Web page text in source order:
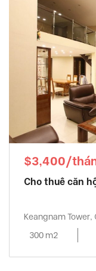
$3,400/
Cho thuê căn
Keangnam Tower,
300 m2